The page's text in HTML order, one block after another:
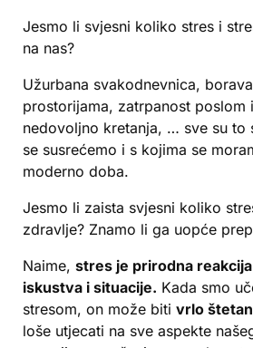
Jesmo li svjesni koliko stres i
na nas?
Užurbana svakodnevnica,
prostorijama, zatrpanost poslom
nedovoljno kretanja, … sve su to
se susrećemo i s kojima se
moderno doba.
Jesmo li zaista svjesni koliko
zdravlje? Znamo li ga uopće
Naime, stres je prirodna
iskustva i situacije. Kada smo
stresom, on može biti vrlo štetan
loše utjecati na sve aspekte